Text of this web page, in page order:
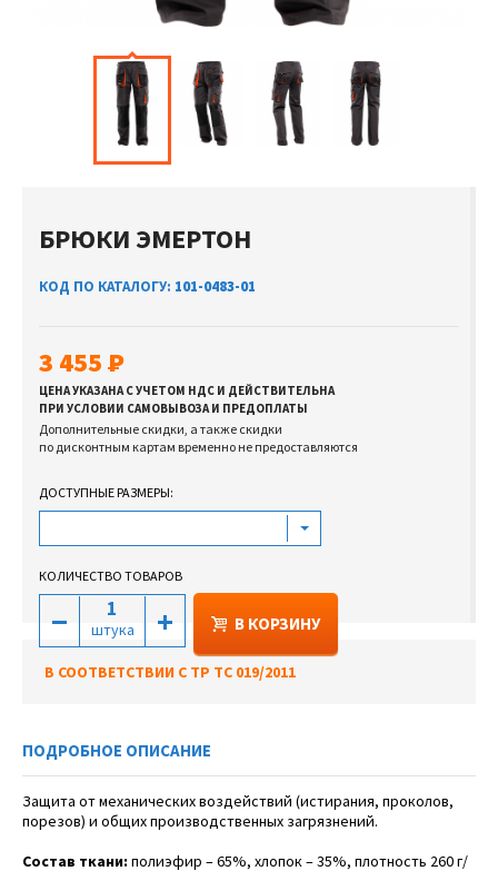
БРЮКИ ЭМЕРТОН
КОД ПО КАТАЛОГУ: 101-0483-01
3 455
ЦЕНА УКАЗАНА С УЧЕТОМ НДС И ДЕЙСТВИТЕЛЬНА
ПРИ УСЛОВИИ САМОВЫВОЗА И ПРЕДОПЛАТЫ
Дополнительные скидки, а также скидки
по дисконтным картам временно не предоставляются
ДОСТУПНЫЕ РАЗМЕРЫ:
КОЛИЧЕСТВО ТОВАРОВ
штука В КОРЗИНУ
В СООТВЕТСТВИИ С ТР ТС 019/2011
ПОДРОБНОЕ ОПИСАНИЕ
Защита от механических воздействий (истирания, проколов,
порезов) и общих производственных загрязнений.
Состав ткани: полиэфир – 65%, хлопок – 35%, плотность 260 г/